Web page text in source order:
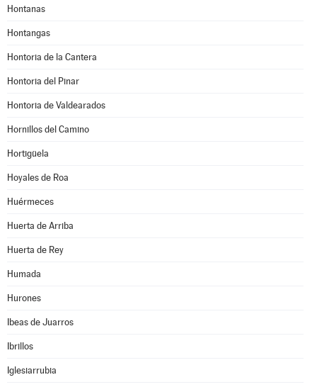
Hontanas
Hontangas
Hontoria de la Cantera
Hontoria del Pinar
Hontoria de Valdearados
Hornillos del Camino
Hortigüela
Hoyales de Roa
Huérmeces
Huerta de Arriba
Huerta de Rey
Humada
Hurones
Ibeas de Juarros
Ibrillos
Iglesiarrubia